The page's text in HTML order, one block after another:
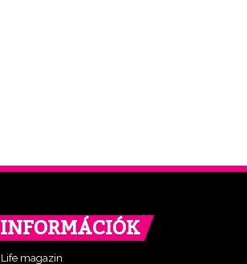
INFORMÁCIÓK
Life magazin